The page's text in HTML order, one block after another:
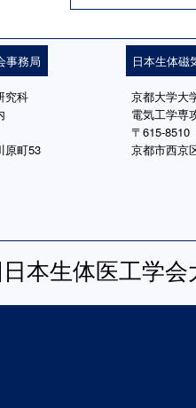
事務局
究科
原町53
日本生体磁
京都大学大
電気工学専
〒615-8510
京都市西京
本生体医工学